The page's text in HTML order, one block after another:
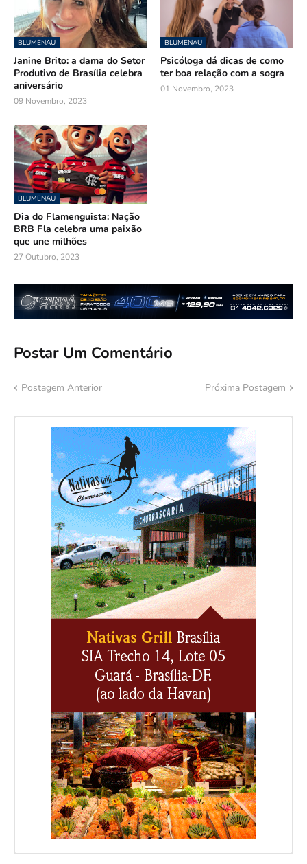
BLUMENAU
Janine Brito: a dama do Setor
Produtivo de Brasília celebra
aniversário
09 Novembro, 2023
BLUMENAU
Psicóloga dá dicas de como
ter boa relação com a sogra
01 Novembro, 2023
BLUMENAU
Dia do Flamenguista: Nação
BRB Fla celebra uma paixão
que une milhões
27 Outubro, 2023
Postar Um Comentário
Postagem Anterior Próxima Postagem